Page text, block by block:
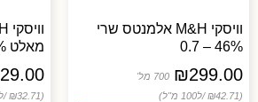
וויסקי M&H אלמנטס שרי
46% – 0.7
₪299.00
700 מל'
(₪42.71 /
ל100 מ"ל)
מאלט 46% – 0.7
(₪32.71 /
ל100 מ"ל)